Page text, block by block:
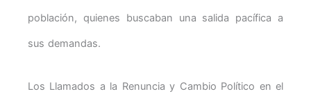
población, quienes buscaban una salida pacífica a
sus demandas.
Los Llamados a la Renuncia y Cambio Político en el